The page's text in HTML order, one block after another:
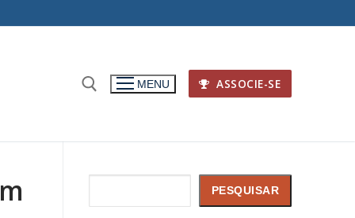
MENU ASSOCIE-SE
PESQUISAR